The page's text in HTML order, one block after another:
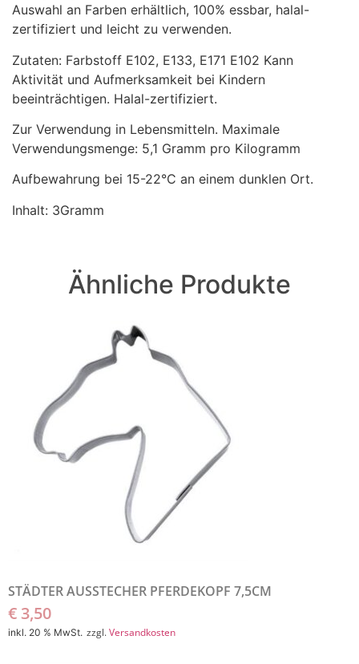
Auswahl an Farben erhältlich, 100% essbar, halal-
zertifiziert und leicht zu verwenden.
Zutaten: Farbstoff E102, E133, E171 E102 Kann
Aktivität und Aufmerksamkeit bei Kindern
beeinträchtigen. Halal-zertifiziert.
Zur Verwendung in Lebensmitteln. Maximale
Verwendungsmenge: 5,1 Gramm pro Kilogramm
Aufbewahrung bei 15-22°C an einem dunklen Ort.
Inhalt: 3Gramm
Ähnliche Produkte
STÄDTER AUSSTECHER PFERDEKOPF 7,5CM
€ 3,50
inkl. 20 % MwSt. zzgl.Versandkosten